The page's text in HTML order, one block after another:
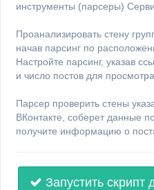
инструменты (парсеры)
Проанализировать стену
начав парсинг по
Настройте парсинг, указав
и число постов для просмотра.
Парсер проверить стены
ВКонтакте, соберет данные
получите информацию о
Запустить